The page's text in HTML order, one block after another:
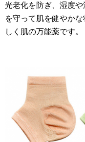
光老化を防ぎ、湿度
を守って肌を健やか
しく肌の万能薬です。